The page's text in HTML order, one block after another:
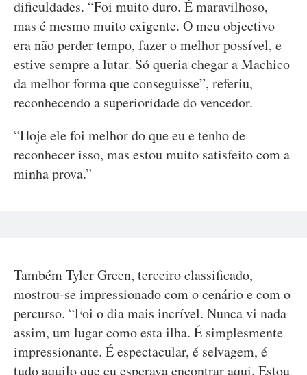
dificuldades. “Foi muito duro. É maravilhoso,
mas é mesmo muito exigente. O meu objectivo
era não perder tempo, fazer o melhor possível, e
estive sempre a lutar. Só queria chegar a Machico
da melhor forma que conseguisse”, referiu,
reconhecendo a superioridade do vencedor.
“Hoje ele foi melhor do que eu e tenho de
reconhecer isso, mas estou muito satisfeito com a
minha prova.”
Também Tyler Green, terceiro classificado,
mostrou-se impressionado com o cenário e com o
percurso. “Foi o dia mais incrível. Nunca vi nada
assim, um lugar como esta ilha. É simplesmente
impressionante. É espectacular, é selvagem, é
tudo aquilo que eu esperava encontrar aqui. Estou